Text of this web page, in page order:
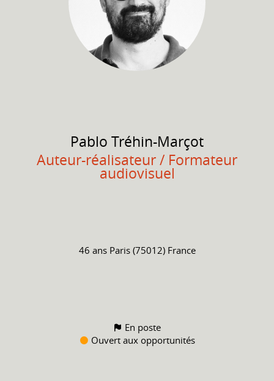
Pablo Tréhin-Marçot
Auteur-réalisateur / Formateur
audiovisuel
46 ans Paris (75012) France
En poste
Ouvert aux opportunités